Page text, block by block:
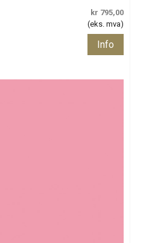
kr 795,00
(eks. mva)
Info